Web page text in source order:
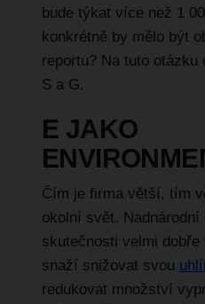
bude týkat více než 1
konkrétně by mělo být
reportu? Na tuto otázku
S a G.
E JAKO
Čím je firma větší, tím
okolní svět.
skutečnosti velmi
snaží snižovat svou
redukovat množství